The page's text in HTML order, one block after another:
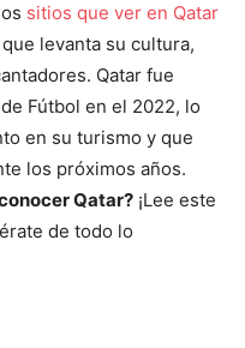
sitios que ver en Qatar
levanta su cultura,
Qatar fue
Fútbol en el 2022, lo
en su turismo y que
los próximos años.
Qatar? ¡Lee este
de todo lo